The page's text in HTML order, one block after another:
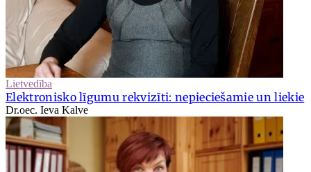
Lietvedība
Elektronisko līgumu rekvizīti: nepieciešamie un liekie
Dr.oec. Ieva Kalve